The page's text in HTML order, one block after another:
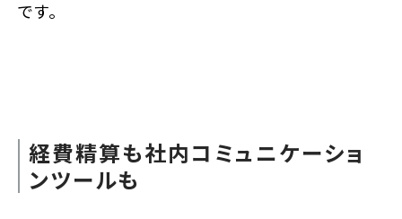
です。
経費精算も社内コミュニケーショ
ンツールも